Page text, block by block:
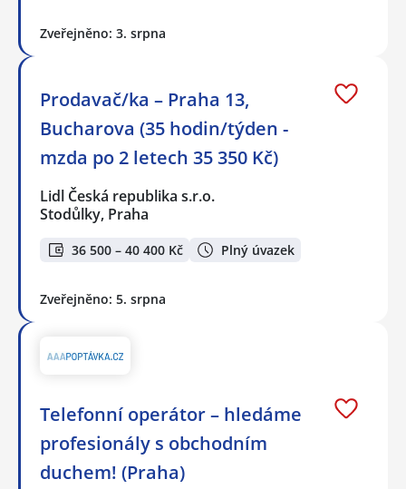
Zveřejněno: 3. srpna
Prodavač/ka – Praha 13,
Bucharova (35 hodin/týden -
mzda po 2 letech 35 350 Kč)
Lidl Česká republika s.r.o.
Stodůlky, Praha
36 500 – 40 400 Kč Plný úvazek
Zveřejněno: 5. srpna
Telefonní operátor – hledáme
profesionály s obchodním
duchem! (Praha)